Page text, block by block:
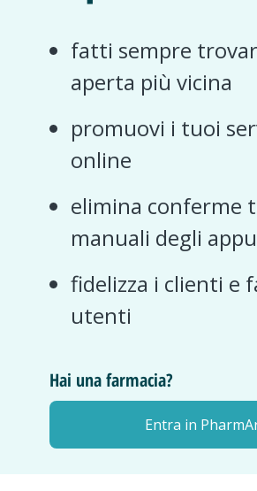
fatti sempre
aperta più vicina
promuovi i tuoi
online
elimina conferme
manuali degli
fidelizza i clienti e
utenti
Hai una farmacia?
Entra in